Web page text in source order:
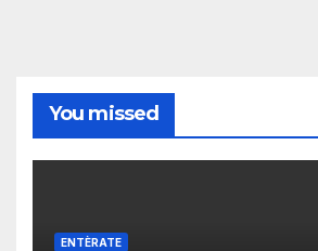
You missed
ENTÈRATE